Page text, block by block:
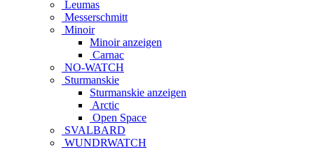
Leumas
Messerschmitt
Minoir
Minoir anzeigen
Carnac
NO-WATCH
Sturmanskie
Sturmanskie anzeigen
Arctic
Open Space
SVALBARD
WUNDRWATCH